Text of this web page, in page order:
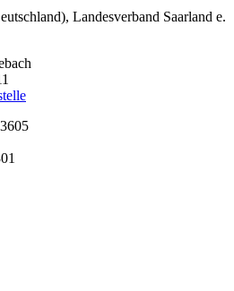
Landesverband Saarland e.